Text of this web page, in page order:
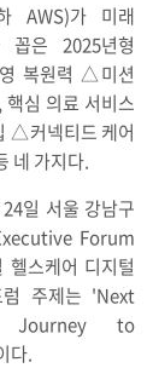
AWS)가 미래
꼽은 2025년형
복원력 △미션
심 의료 서비스
△커넥티드 케어
네 가지다.
일 서울 강남구
Forum
스케어 디지털
주제는 'Next
Journey to
다.